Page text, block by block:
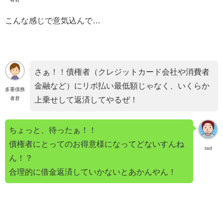
こんな感じで意気込んで…
多重債務
者君
さぁ！！債権者（クレジットカード会社や消費者
金融など）にリボ払い最低額じゃなく、いくらか
上乗せして返済してやるぜ！
tad
ちょっと、待ったぁ！！
債権者にとってのお得意様になってどないすんね
ん！？
合理的に借金返済していかないとあかんやん！